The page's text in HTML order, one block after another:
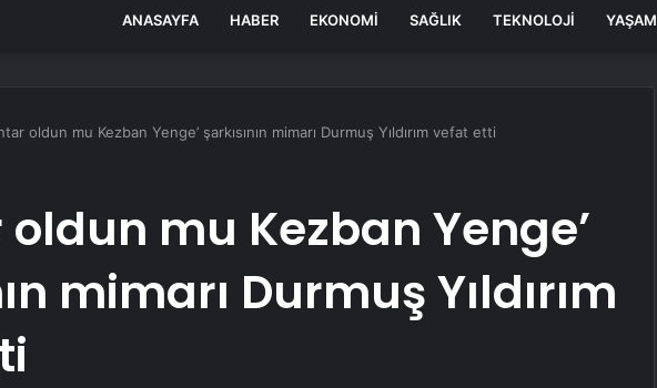
ANASAYFA HABER EKONOMI SAĞLIK TEKNOLOJI YAŞAM
oldun mu Kezban Yenge’ şarkısının mimarı Durmuş Yıldırım vefat etti
oldun mu Kezban Yenge’
mimarı Durmuş Yıldırım